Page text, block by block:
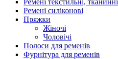
Ремені силіконові
Пряжки
Жіночі
Чоловічі
Полоси для ременів
Фурнітура для ременів